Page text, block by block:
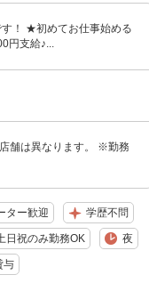
！ ★初めてお仕事始める
円支給♪...
舗は異なります。 ※勤務
ター歓迎 学歴不問
日祝のみ勤務OK 夜
与